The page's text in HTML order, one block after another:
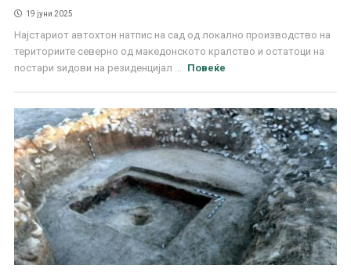
19 јуни 2025
Најстариот автохтон натпис на сад од локално производство на
териториите северно од македонското кралство и остатоци на
постари ѕидови на резиденцијал ...
Повеќе